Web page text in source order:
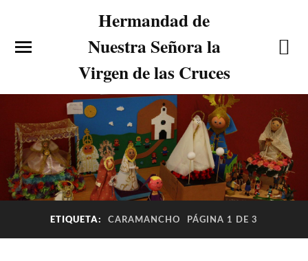
Hermandad de
Nuestra Señora la
Virgen de las Cruces
ETIQUETA: CARAMANCHO PÁGINA 1 DE 3